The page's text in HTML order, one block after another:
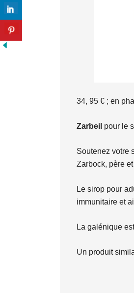
34, 95 € ; en
Zarbeil pour le
Soutenez votre
Zarbock, père
Le sirop pour
immunitaire et
La galénique
Un produit